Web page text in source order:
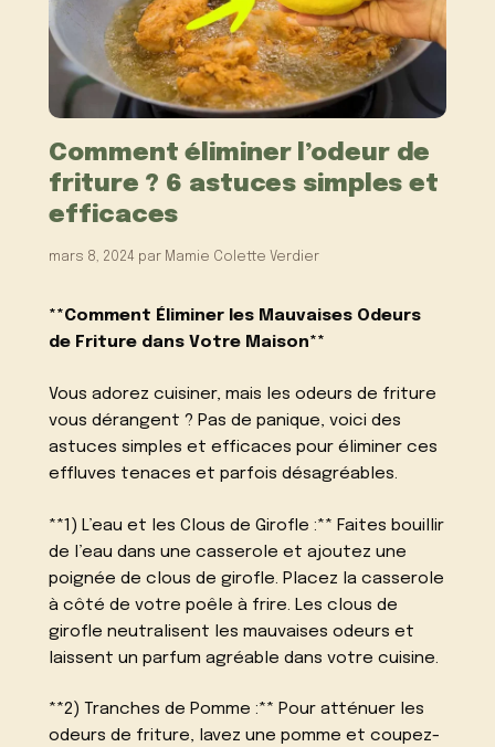
Comment éliminer l’odeur de
friture ? 6 astuces simples et
efficaces
mars 8, 2024 par Mamie Colette Verdier
**Comment Éliminer les Mauvaises Odeurs
de Friture dans Votre Maison**
Vous adorez cuisiner, mais les odeurs de friture
vous dérangent ? Pas de panique, voici des
astuces simples et efficaces pour éliminer ces
effluves tenaces et parfois désagréables.
**1) L’eau et les Clous de Girofle :** Faites bouillir
de l’eau dans une casserole et ajoutez une
poignée de clous de girofle. Placez la casserole
à côté de votre poêle à frire. Les clous de
girofle neutralisent les mauvaises odeurs et
laissent un parfum agréable dans votre cuisine.
**2) Tranches de Pomme :** Pour atténuer les
odeurs de friture, lavez une pomme et coupez-